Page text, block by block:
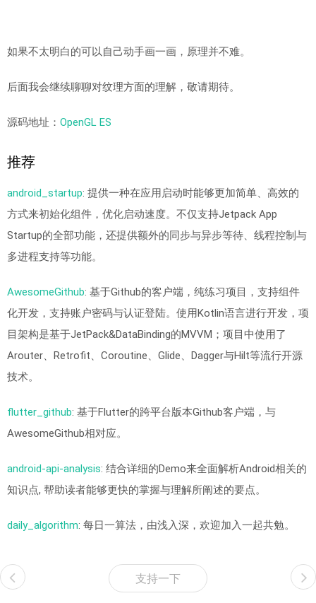
如果不太明白的可以自己动手画一画，原理并不难。
后面我会继续聊聊对纹理方面的理解，敬请期待。
源码地址： OpenGL ES
推荐
android_startup: 提供一种在应用启动时能够更加简单、高效的
方式来初始化组件，优化启动速度。不仅支持Jetpack App
Startup的全部功能，还提供额外的同步与异步等待、线程控制与
多进程支持等功能。
AwesomeGithub: 基于Github的客户端，纯练习项目，支持组件
化开发，支持账户密码与认证登陆。使用Kotlin语言进行开发，项
目架构是基于JetPack&DataBinding的MVVM；项目中使用了
Arouter、Retrofit、Coroutine、Glide、Dagger与Hilt等流行开源
技术。
flutter_github: 基于Flutter的跨平台版本Github客户端，与
AwesomeGithub相对应。
android-api-analysis: 结合详细的Demo来全面解析Android相关的
知识点, 帮助读者能够更快的掌握与理解所阐述的要点。
daily_algorithm: 每日一算法，由浅入深，欢迎加入一起共勉。
支持一下